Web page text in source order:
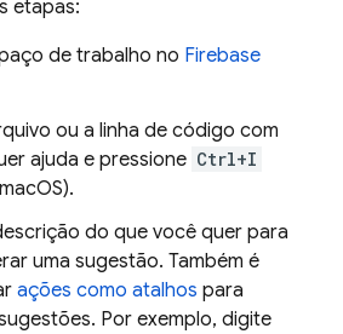
etapas:
de trabalho no Firebase
ou a linha de código com
ajuda e pressione Ctrl+I
do que você quer para
uma sugestão. Também é
ações como atalhos para
Por exemplo, digite